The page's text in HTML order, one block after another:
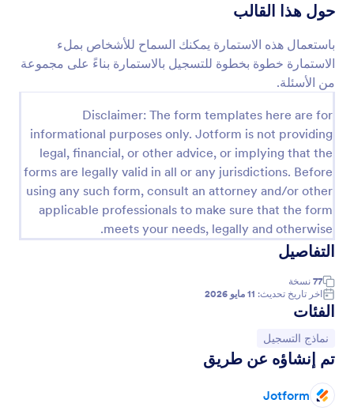
حول هذا القالب
باستعمال هذه الاستمارة يمكنك السماح للأشخاص بملء
الاستمارة خطوة بخطوة للتسجيل بالاستمارة بناءً على مجموعة
من الأسئلة.
Disclaimer: The form templates here are for
informational purposes only. Jotform is not providing
legal, financial, or other advice, or implying that the
forms are legally valid in all or any jurisdictions. Before
using any such form, consult an attorney and/or other
applicable professionals to make sure that the form
meets your needs, legally and otherwise.
التفاصيل
77 نسخة
اخر تاريخ تحديث: 11 مايو 2026
الفئات
انتقل إلى الفئة:
نماذج التسجيل
تم إنشاؤه عن طريق
Jotform
معاينة